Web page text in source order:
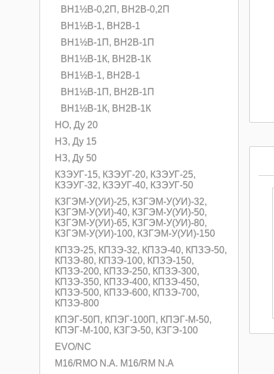
ВН1½В-0,2П, ВН2В-0,2П
ВН1½В-1, ВН2В-1
ВН1½В-1П, ВН2В-1П
ВН1½В-1К, ВН2В-1К
ВН1½В-1, ВН2В-1
ВН1½В-1П, ВН2В-1П
ВН1½В-1К, ВН2В-1К
НО, Ду 20
НЗ, Ду 15
НЗ, Ду 50
КЗЭУГ-15, КЗЭУГ-20, КЗЭУГ-25,
КЗЭУГ-32, КЗЭУГ-40, КЗЭУГ-50
КЗГЭМ-У(УИ)-25, КЗГЭМ-У(УИ)-32,
КЗГЭМ-У(УИ)-40, КЗГЭМ-У(УИ)-50,
КЗГЭМ-У(УИ)-65, КЗГЭМ-У(УИ)-80,
КЗГЭМ-У(УИ)-100, КЗГЭМ-У(УИ)-150
КПЗЭ-25, КПЗЭ-32, КПЗЭ-40, КПЗЭ-50,
КПЗЭ-80, КПЗЭ-100, КПЗЭ-150,
КПЗЭ-200, КПЗЭ-250, КПЗЭ-300,
КПЗЭ-350, КПЗЭ-400, КПЗЭ-450,
КПЗЭ-500, КПЗЭ-600, КПЗЭ-700,
КПЗЭ-800
КПЭГ-50П, КПЭГ-100П, КПЭГ-М-50,
КПЭГ-М-100, КЗГЭ-50, КЗГЭ-100
EVO/NC
M16/RMO N.A. M16/RM N.A